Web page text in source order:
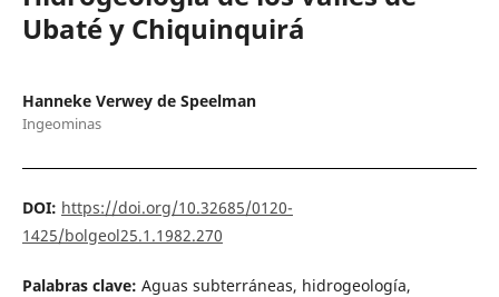
Ubaté y Chiquinquirá
Hanneke Verwey de Speelman
Ingeominas
DOI: https://doi.org/10.32685/0120-
1425/bolgeol25.1.1982.270
Palabras clave: Aguas subterráneas, hidrogeología,